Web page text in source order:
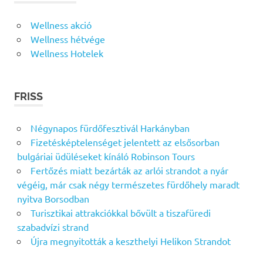
Wellness akció
Wellness hétvége
Wellness Hotelek
FRISS
Négynapos fürdőfesztivál Harkányban
Fizetésképtelenséget jelentett az elsősorban
bulgáriai üdüléseket kínáló Robinson Tours
Fertőzés miatt bezárták az arlói strandot a nyár
végéig, már csak négy természetes fürdőhely maradt
nyitva Borsodban
Turisztikai attrakciókkal bővült a tiszafüredi
szabadvízi strand
Újra megnyitották a keszthelyi Helikon Strandot